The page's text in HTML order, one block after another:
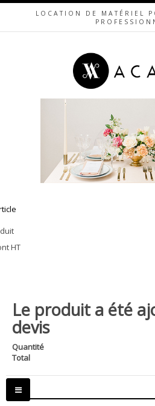
LOCATION DE MATÉRIEL
HT
Le produit a été
devis
Quantité
Total
Basculer
la